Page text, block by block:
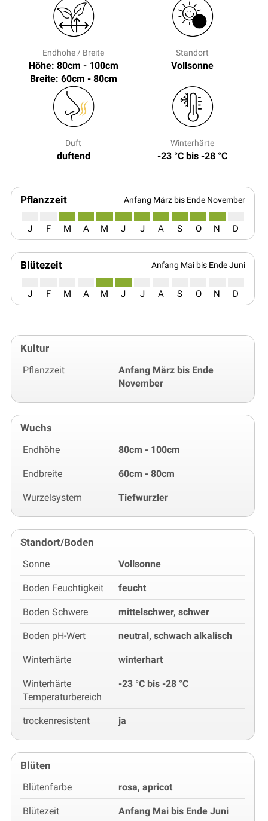
Endhöhe / Breite
Höhe: 80cm - 100cm
Breite: 60cm - 80cm
Standort
Vollsonne
Duft
duftend
Winterhärte
-23 °C bis -28 °C
Pflanzzeit Anfang März bis Ende November
J F M A M J J A S O N D
Blütezeit Anfang Mai bis Ende Juni
J F M A M J J A S O N D
Kultur
Pflanzzeit
Anfang März bis Ende
November
Wuchs
Endhöhe 80cm - 100cm
Endbreite 60cm - 80cm
Wurzelsystem Tiefwurzler
Standort/Boden
Sonne Vollsonne
Boden Feuchtigkeit feucht
Boden Schwere mittelschwer, schwer
Boden pH-Wert neutral, schwach alkalisch
Winterhärte winterhart
Winterhärte
Temperaturbereich
-23 °C bis -28 °C
trockenresistent ja
Blüten
Blütenfarbe rosa, apricot
Blütezeit Anfang Mai bis Ende Juni